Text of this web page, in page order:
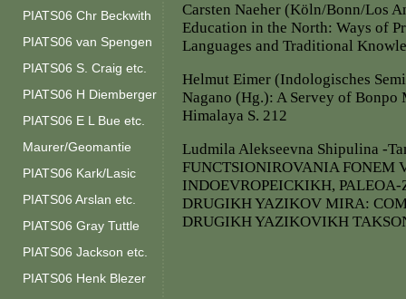
PIATS06 Chr Beckwith
PIATS06 van Spengen
PIATS06 S. Craig etc.
PIATS06 H Diemberger
PIATS06 E L Bue etc.
Maurer/Geomantie
PIATS06 Kark/Lasic
PIATS06 Arslan etc.
PIATS06 Gray Tuttle
PIATS06 Jackson etc.
PIATS06 Henk Blezer
Carsten Naeher (Köln/Bonn/Los
Education in the North: Ways of
Languages and Traditional
Helmut Eimer (Indologisches
Nagano (Hg.): A Servey of Bonpo
Himalaya S. 212
Ludmila Alekseevna Shipulina -
FUNCTSIONIROVANIA FONEM
INDOEVROPEICKIKH,
DRUGIKH YAZIKOV MIRA:
DRUGIKH YAZIKOVIKH